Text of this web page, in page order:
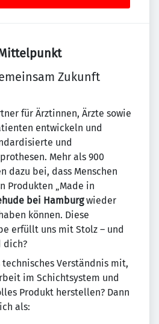
Zukunft
für Ärztinnen, Ärzte sowie
entwickeln und
und
Mehr als 900
dazu bei, dass Menschen
Produkten „Made in
bei Hamburgwieder
können. Diese
erfüllt uns mit Stolz – und
dich?
Verständnis mit,
im Schichtsystem und
Produkt herstellen? Dann
als: